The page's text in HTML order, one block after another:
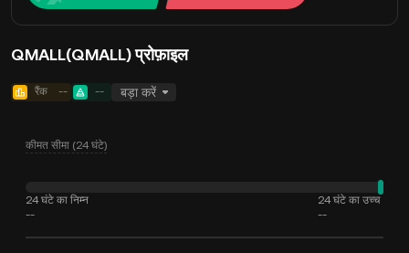
QMALL(QMALL) प्रोफ़ाइल
रैंक -- -- बड़ा करें
कीमत सीमा (24 घंटे)
24 घंटे का निम्न
--
24 घंटे का उच्च
--